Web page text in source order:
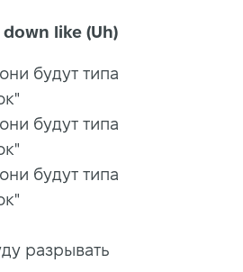
like (Uh)
будут типа
будут типа
будут типа
разрывать